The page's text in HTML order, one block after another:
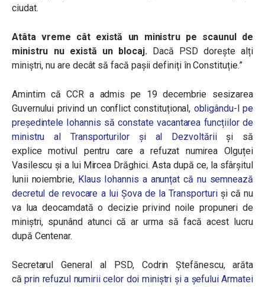
ciudat.
Atâta vreme cât există un ministru pe scaunul de
ministru nu există un blocaj.Dacă PSD dorește alți
miniștri, nu are decât să facă pașii definiți în Constituție.”
Amintim că CCR a admis pe 19 decembrie sesizarea
Guvernului privind un conflict constituțional, obligându-lpe
președintele Iohannis să constate vacantarea funcțiilor de
ministru al Transporturilor și al Dezvoltării
și să
explice motivul pentru care a refuzat numirea Olguței
Vasilescu și a lui Mircea Drăghici. Asta după ce, la sfârșitul
lunii noiembrie, Klaus Iohannis a anunțat că nu semnează
decretul de revocare a lui Șova de la Transporturiși că nu
va lua deocamdată o decizie privind noile propuneri de
miniștri, spunând atunci că ar urma să facă acest lucru
după Centenar.
Secretarul General al PSD, Codrin Ștefănescu, arăta
că prin refuzul numirii celor doi miniștri și a șefului Armatei